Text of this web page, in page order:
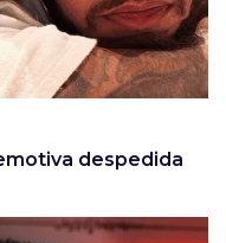
despedida